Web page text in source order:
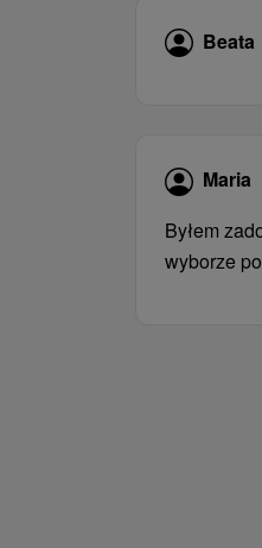
Beata
Maria
Byłem
wyborze